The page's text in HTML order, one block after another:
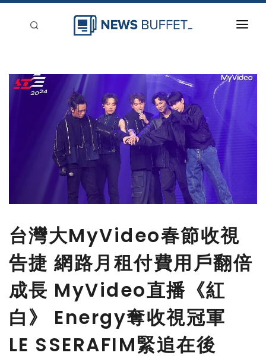
新聞稿分類
台灣大MyVideo春節收視
告捷 網路月租付費用戶翻倍
成長 MyVideo直播《紅
白》 Energy奪收視冠軍
LE SSERAFIM緊追在後